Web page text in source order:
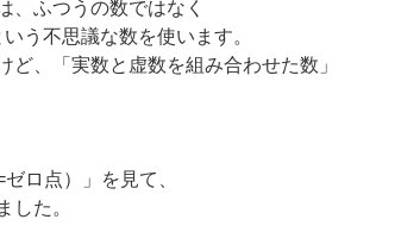
、ふつうの数ではなく
う不思議な数を使います。
、「実数と虚数を組み合わせた数」
ロ点）」を見て、
した。